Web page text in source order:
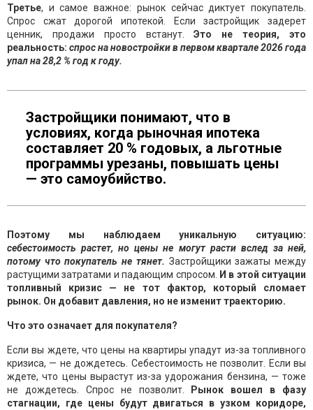
Третье, и самое важное: рынок сейчас диктует покупатель.
Спрос сжат дорогой ипотекой. Если застройщик задерет
ценник, продажи просто встанут.Это не теория, это
реальность: спрос на новостройки в первом квартале 2026 года
упал на 28,2 % год к году.
Застройщики понимают, что в
условиях, когда рыночная ипотека
составляет 20 % годовых, а льготные
программы урезаны, повышать цены
— это самоубийство.
Поэтому мы наблюдаем уникальную ситуацию:
себестоимость растет, но цены не могут расти вслед за ней,
потому что покупатель не тянет. Застройщики зажаты между
растущими затратами и падающим спросом.
И в этой ситуации
топливный кризис — не тот фактор, который сломает
рынок. Он добавит давления, но не изменит траекторию.
Что это означает для покупателя?
Если вы ждете, что цены на квартиры упадут из-за топливного
кризиса, — не дождетесь. Себестоимость не позволит. Если вы
ждете, что цены вырастут из-за удорожания бензина, — тоже
не дождетесь. Спрос не позволит.
Рынок вошел в фазу
стагнации, где цены будут двигаться в узком коридоре,